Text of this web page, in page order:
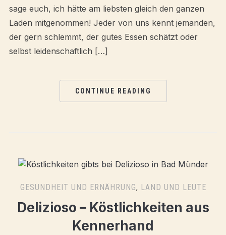
sage euch, ich hätte am liebsten gleich den ganzen
Laden mitgenommen! Jeder von uns kennt jemanden,
der gern schlemmt, der gutes Essen schätzt oder
selbst leidenschaftlich […]
CONTINUE READING
GESUNDHEIT UND ERNÄHRUNG, LAND UND LEUTE
Delizioso – Köstlichkeiten aus
Kennerhand